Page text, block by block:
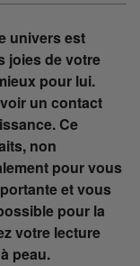
univers est
joies de votre
pour lui.
un contact
Ce
non
pour vous
et vous
pour la
votre lecture
peau.